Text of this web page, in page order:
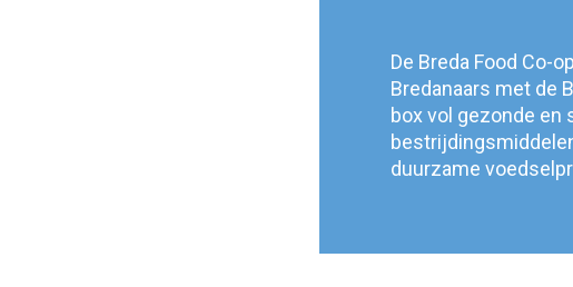
De Breda Food Co-
Bredanaars met de
box vol gezonde
duurzame